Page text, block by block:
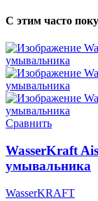
С этим часто
Сравнить
WasserKraft
умывальника
WasserKRAFT